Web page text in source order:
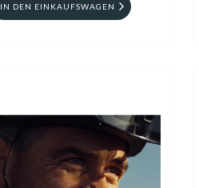
IN DEN EINKAUFSWAGEN